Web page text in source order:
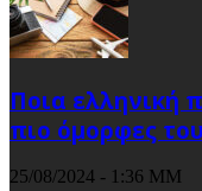
Ποια ελληνική
πιο όμορφες
25/08/2024 - 1:36 ΜΜ